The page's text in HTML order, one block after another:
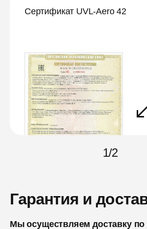
Сертификат UVL-Aero 42
1/2
Гарантия и
Мы осуществляем доставку по